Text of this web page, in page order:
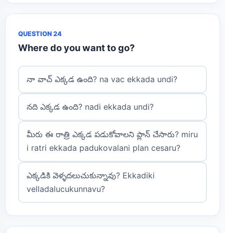
QUESTION 24
Where do you want to go?
నా వాచ్ ఎక్కడ ఉంది? na vac ekkada undi?
నది ఎక్కడ ఉంది? nadi ekkada undi?
మీరు ఈ రాత్రి ఎక్కడ పడుకోవాలని ప్లాన్ చేసారు? miru
i ratri ekkada padukovalani plan cesaru?
ఎక్కడికి వెళ్ళదలుచుకున్నావు? Ekkadiki
velladalucukunnavu?